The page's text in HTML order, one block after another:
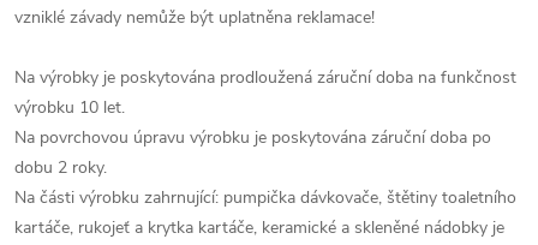
vzniklé závady nemůže být uplatněna reklamace!
Na výrobky je poskytována prodloužená záruční doba na funkčnost
výrobku 10 let.
Na povrchovou úpravu výrobku je poskytována záruční doba po
dobu 2 roky.
Na části výrobku zahrnující: pumpička dávkovače, štětiny toaletního
kartáče, rukojeť a krytka kartáče, keramické a skleněné nádobky je